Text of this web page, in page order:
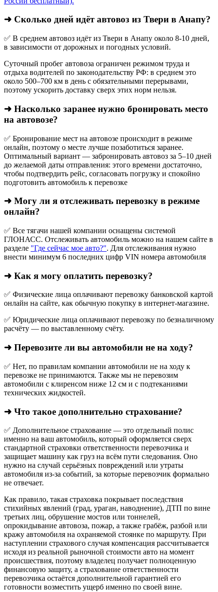
➜ Сколько дней идёт автовоз из Твери в Анапу?
✅ В среднем автовоз идёт из Твери в Анапу около 8-10 дней,
в зависимости от дорожных и погодных условий.
Суточный пробег автовоза ограничен режимом труда и
отдыха водителей по законодательству РФ: в среднем это
около 500–700 км в день с обязательными перерывами,
поэтому ускорить доставку сверх этих норм нельзя.
➜ Насколько заранее нужно бронировать место
на автовозе?
✅ Бронирование мест на автовозе происходит в режиме
онлайн, поэтому о месте лучше позаботиться заранее.
Оптимальный вариант — забронировать автовоз за 5–10 дней
до желаемой даты отправления: этого времени достаточно,
чтобы подтвердить рейс, согласовать погрузку и спокойно
подготовить автомобиль к перевозке
➜ Могу ли я отслеживать перевозку в режиме
онлайн?
✅ Все тягачи нашей компании оснащены системой
ГЛОНАСС. Отслеживать автомобиль можно на нашем сайте в
разделе "Где сейчас мое авто?". Для отслеживания нужно
внести минимум 6 последних цифр VIN номера автомобиля
➜ Как я могу оплатить перевозку?
✅ Физические лица оплачивают перевозку банковской картой
онлайн на сайте, как обычную покупку в интернет‑магазине.
✅ Юридические лица оплачивают перевозку по безналичному
расчёту — по выставленному счёту.
➜ Перевозите ли вы автомобили не на ходу?
✅ Нет, по правилам компании автомобили не на ходу к
перевозке не принимаются. Также мы не перевозим
автомобили с клиренсом ниже 12 см и с подтеканиями
технических жидкостей.
➜ Что такое дополнительно страхование?
✅ Дополнительное страхование — это отдельный полис
именно на ваш автомобиль, который оформляется сверх
стандартной страховки ответственности перевозчика и
защищает машину как груз на всём пути следования. Оно
нужно на случай серьёзных повреждений или утраты
автомобиля из‑за событий, за которые перевозчик формально
не отвечает.​
Как правило, такая страховка покрывает последствия
стихийных явлений (град, ураган, наводнение), ДТП по вине
третьих лиц, обрушение мостов или тоннелей,
опрокидывание автовоза, пожар, а также грабёж, разбой или
кражу автомобиля на охраняемой стоянке по маршруту. При
наступлении страхового случая компенсация рассчитывается
исходя из реальной рыночной стоимости авто на момент
происшествия, поэтому владелец получает полноценную
финансовую защиту, а страхование ответственности
перевозчика остаётся дополнительной гарантией его
готовности возместить ущерб именно по своей вине.